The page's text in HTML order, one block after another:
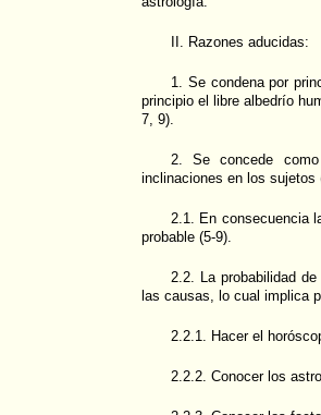
II. Razones aducidas:
1. Se condena por
principio el libre albedrío
7, 9).
2. Se concede
inclinaciones en los sujetos
2.1. En consecuencia
probable (5-9).
2.2. La probabilidad
las causas, lo cual implica
2.2.1. Hacer el
2.2.2. Conocer los